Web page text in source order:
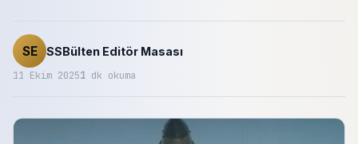
SE SSBülten Editör Masası
11 Ekim 20251 dk okuma